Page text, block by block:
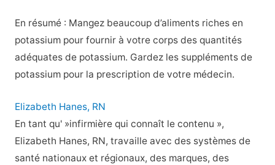
En résumé : Mangez beaucoup d’aliments riches en
potassium pour fournir à votre corps des quantités
adéquates de potassium. Gardez les suppléments de
potassium pour la prescription de votre médecin.
Elizabeth Hanes, RN
En tant qu' »infirmière qui connaît le contenu »,
Elizabeth Hanes, RN, travaille avec des systèmes de
santé nationaux et régionaux, des marques, des